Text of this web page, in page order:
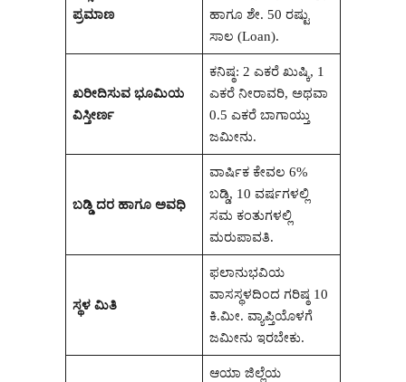
ಪ್ರಮಾಣ
ಹಾಗೂ ಶೇ. 50 ರಷ್ಟು
ಸಾಲ (Loan).
ಖರೀದಿಸುವ ಭೂಮಿಯ
ವಿಸ್ತೀರ್ಣ
ಕನಿಷ್ಠ: 2 ಎಕರೆ ಖುಷ್ಕಿ, 1
ಎಕರೆ ನೀರಾವರಿ, ಅಥವಾ
0.5 ಎಕರೆ ಬಾಗಾಯ್ತು
ಜಮೀನು.
ಬಡ್ಡಿ ದರ ಹಾಗೂ ಅವಧಿ
ವಾರ್ಷಿಕ ಕೇವಲ 6%
ಬಡ್ಡಿ, 10 ವರ್ಷಗಳಲ್ಲಿ
ಸಮ ಕಂತುಗಳಲ್ಲಿ
ಮರುಪಾವತಿ.
ಸ್ಥಳ ಮಿತಿ
ಫಲಾನುಭವಿಯ
ವಾಸಸ್ಥಳದಿಂದ ಗರಿಷ್ಠ 10
ಕಿ.ಮೀ. ವ್ಯಾಪ್ತಿಯೊಳಗೆ
ಜಮೀನು ಇರಬೇಕು.
ಆಯಾ ಜಿಲ್ಲೆಯ